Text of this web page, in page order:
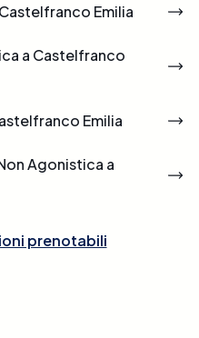
Emilia
a Castelfranco
Emilia
Agonistica a
prenotabili